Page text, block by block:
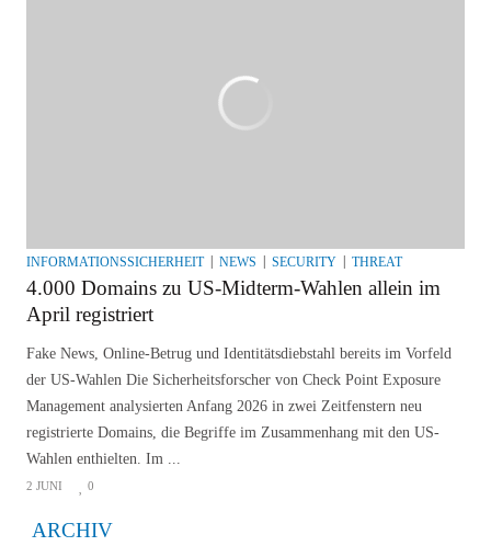
INFORMATIONSSICHERHEIT NEWS SECURITY THREAT
4.000 Domains zu US-Midterm-Wahlen allein im
April registriert
Fake News, Online-Betrug und Identitätsdiebstahl bereits im Vorfeld
der US-Wahlen Die Sicherheitsforscher von Check Point Exposure
Management analysierten Anfang 2026 in zwei Zeitfenstern neu
registrierte Domains, die Begriffe im Zusammenhang mit den US-
Wahlen enthielten. Im ...
2 JUNI 0
ARCHIV